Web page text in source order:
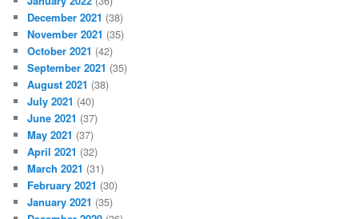
December 2021 (38)
November 2021 (35)
October 2021 (42)
September 2021 (35)
August 2021 (38)
July 2021 (40)
June 2021 (37)
May 2021 (37)
April 2021 (32)
March 2021 (31)
February 2021 (30)
January 2021 (35)